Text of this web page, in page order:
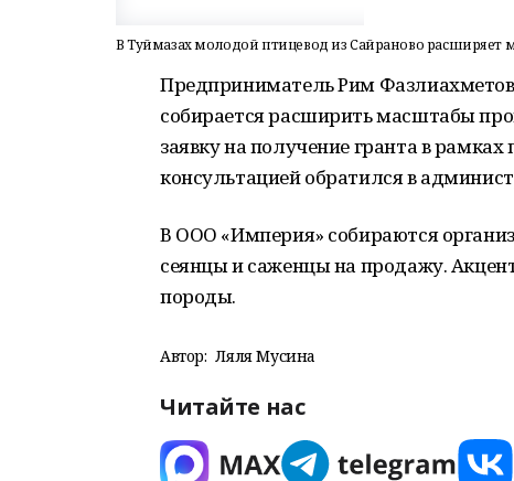
В Туймазах молодой птицевод из Сайраново расширяет
Предприниматель Рим
собирается расширить масштабы
заявку на получение гранта в
консультацией обратился в
В ООО «Империя» собираются
сеянцы и саженцы на продажу.
породы.
Автор: Ляля Мусина
Читайте нас